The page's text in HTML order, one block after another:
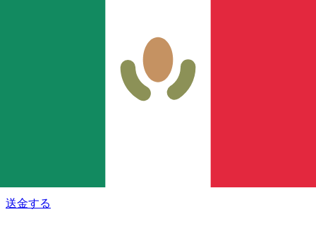
送金する